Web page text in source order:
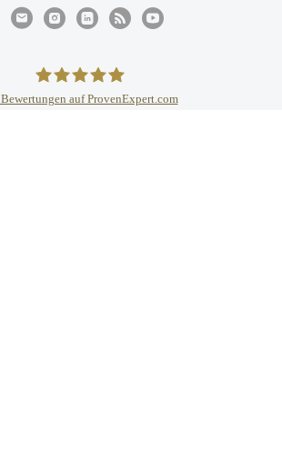
Bewertungen auf ProvenExpert.com